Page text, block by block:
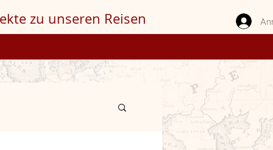
zu unseren Reisen